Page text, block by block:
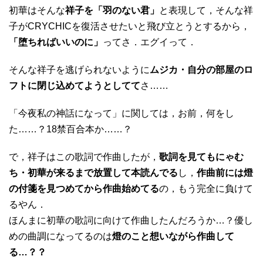
初華はそんな祥子を「羽のない君」 と表現して，そんな祥
子がCRYCHICを復活させたいと飛び立とうとするから，
「堕ちればいいのに」 ってさ．エグイって．
そんな祥子を逃げられないようにムジカ・自分の部屋のロ
フトに閉じ込めてようとしててさ……
「今夜私の神話になって」に関しては，お前，何をし
た……？18禁百合本か……？
で，祥子はこの歌詞で作曲したが， 歌詞を見てもにゃむ
ち・初華が来るまで放置して本読んでる し， 作曲前には燈
の付箋を見つめてから作曲始めてるの，もう完全に負けて
るやん．
ほんまに初華の歌詞に向けて作曲したんだろうか…？優し
めの曲調になってるのは燈のこと想いながら作曲して
る…？？